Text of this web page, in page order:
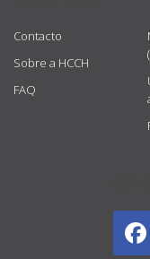
Contacto
Sobre a HCCH
FAQ